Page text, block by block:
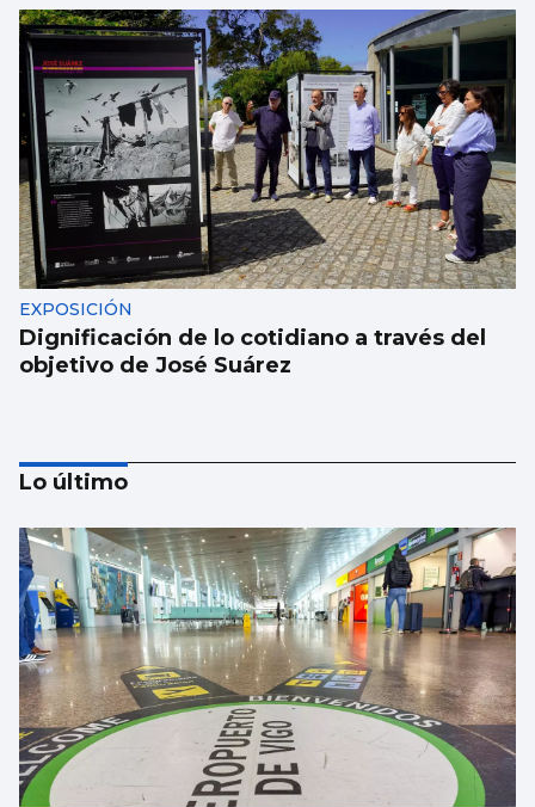
EXPOSICIÓN
Dignificación de lo cotidiano a través del
objetivo de José Suárez
MÚSICA
Lucas Paulano representará a España en
Eurovisión Junior 2026
Lo último